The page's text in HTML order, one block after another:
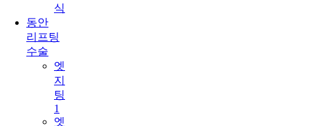
식
동안
리프팅
수술
엣
지
팅
1
엣